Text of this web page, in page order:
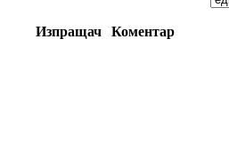
Изпращач Коментар